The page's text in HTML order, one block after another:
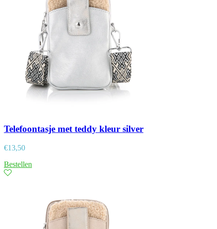
Telefoontasje met teddy kleur silver
€13,50
Bestellen